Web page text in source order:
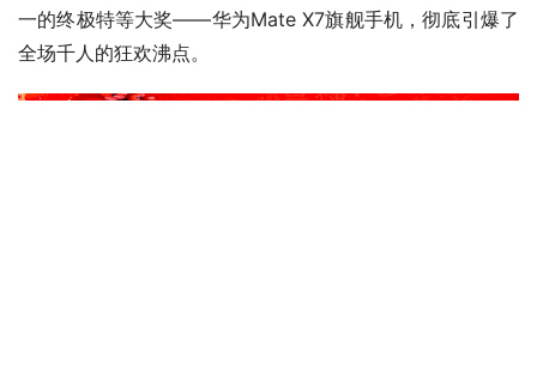
一的终极特等大奖——华为Mate X7旗舰手机，彻底引爆了
全场千人的狂欢沸点。